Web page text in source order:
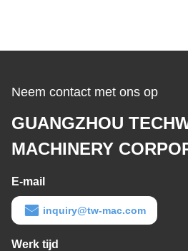
Neem contact met ons op
GUANGZHOU
MACHINERY
E-mail
inquiry@tw-mac.com
Werk tijd